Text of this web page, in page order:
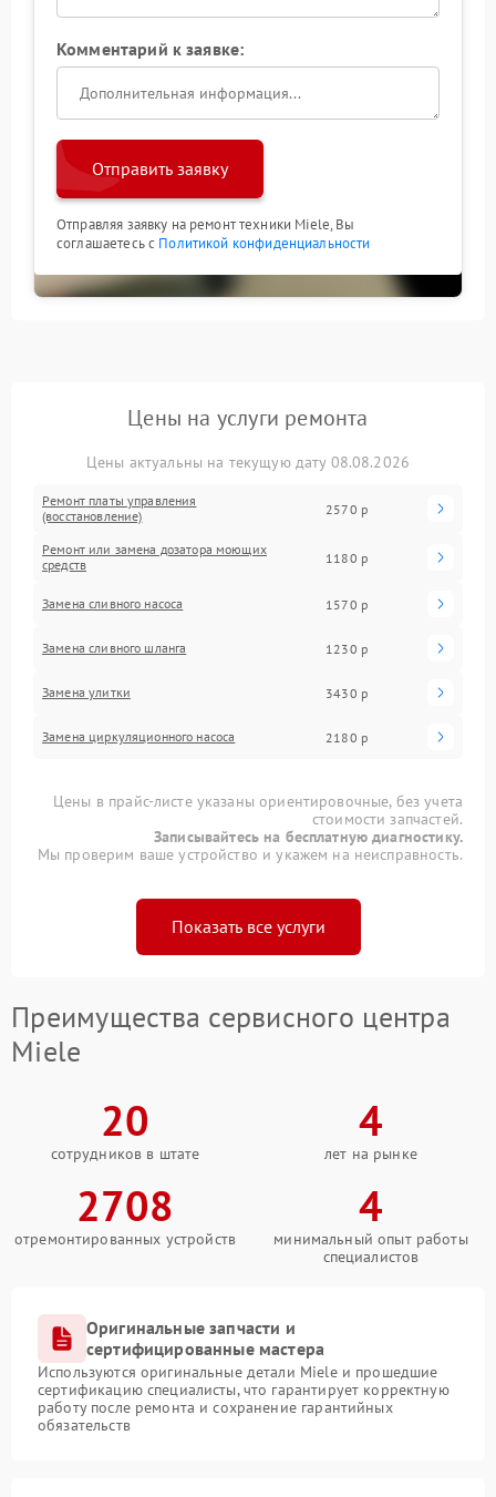
Комментарий к заявке:
Отправить заявку
Отправляя заявку на ремонт техники Miele, Вы
соглашаетесь с Политикой конфиденциальности
Цены на услуги ремонта
Цены актуальны на текущую дату 08.08.2026
Ремонт платы управления
(восстановление)
2570 р
Ремонт или замена дозатора моющих
средств
1180 р
Замена сливного насоса 1570 р
Замена сливного шланга 1230 р
Замена улитки 3430 р
Замена циркуляционного насоса 2180 р
Цены в прайс-листе указаны ориентировочные, без учета
стоимости запчастей.
Записывайтесь на бесплатную диагностику.
Мы проверим ваше устройство и укажем на неисправность.
Показать все услуги
Преимущества сервисного центра
Miele
20
сотрудников в штате
4
лет на рынке
2708
отремонтированных устройств
4
минимальный опыт работы
специалистов
Оригинальные запчасти и
сертифицированные мастера
Используются оригинальные детали Miele и прошедшие
сертификацию специалисты, что гарантирует корректную
работу после ремонта и сохранение гарантийных
обязательств